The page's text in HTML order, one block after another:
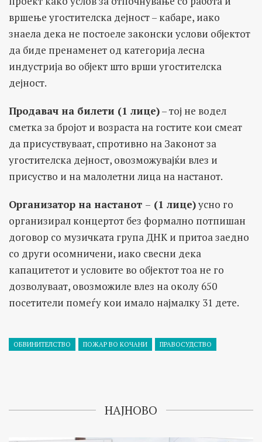
вршење угостителска дејност – кабаре, иако
знаела дека не постоеле законски услови објектот
да биде пренаменет од категорија лесна
индустрија во објект што врши угостителска
дејност.
Продавач на билети (1 лице)– тој не водел
сметка за бројот и возраста на гостите кои смеат
да присуствуваат, спротивно на Законот за
угостителска дејност, овозможувајќи влез и
присуство и на малолетни лица на настанот.
Организатор на настанот – (1 лице)усно го
организирал концертот без формално потпишан
договор со музичката група ДНК и притоа заедно
со други осомничени, иако свесни дека
капацитетот и условите во објектот тоа не го
дозволуваат, овозможиле влез на околу 650
посетители помеѓу кои имало најмалку 31 дете.
ОБВИНИТЕЛСТВО ПОЖАР ВО КОЧАНИ ПРАВОСУДСТВО
НАЈНОВО